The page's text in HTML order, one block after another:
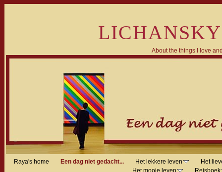
About the things I love
Raya's home Een dag niet gedacht... Het lekkere leven
Het
Het mooie leven
Reisboek